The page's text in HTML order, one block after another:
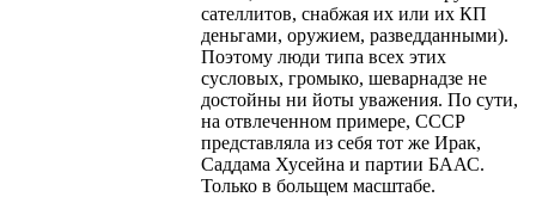
сателлитов, снабжая их или их КП
деньгами, оружием, разведданными).
Поэтому люди типа всех этих
сусловых, громыко, шеварнадзе не
достойны ни йоты уважения. По сути,
на отвлеченном примере, СССР
представляла из себя тот же Ирак,
Саддама Хусейна и партии БААС.
Только в больщем масштабе.